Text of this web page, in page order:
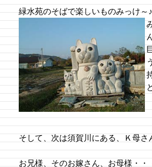
緑水苑のそばで楽しいものみっけ～♪
そして、次は須賀川にある、Ｋ母
お兄様、そのお嫁さん、お母様・